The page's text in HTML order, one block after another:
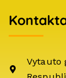
Vytauto